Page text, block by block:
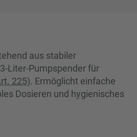
aus stabiler
Liter-Pumpspender für
225). Ermöglicht einfache
Dosieren und hygienisches